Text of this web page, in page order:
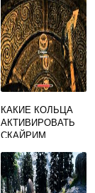
КАКИЕ КОЛЬЦА
АКТИВИРОВАТЬ
СКАЙРИМ